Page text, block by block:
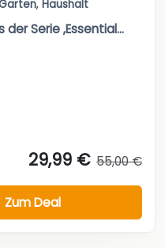
, Haushalt
Serie ‚Essential...
29,99 € 55,00 €
Zum Deal